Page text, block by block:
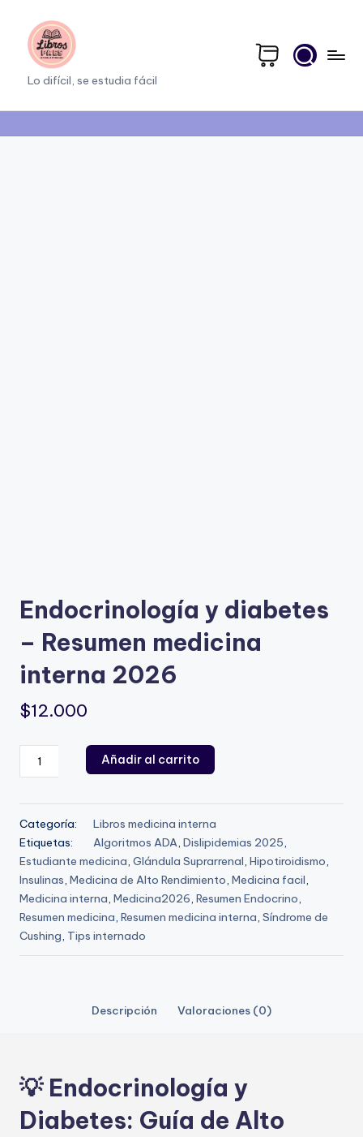
Saltar
contenido
li
b
r
Lo difícil, se estudia fácil
Endocrinología y diabetes
– Resumen medicina
interna 2026
$12.000
Endocrinología
-
Resumen
medicina
interna
2026
cantidad
Añadir al carrito
Categoría:
Libros medicina interna
Etiquetas:
Algoritmos ADA Dislipidemias 2025
Estudiante medicina Glándula Suprarrenal Hipotiroidismo
Insulinas Medicina de Alto Rendimiento Medicina facil
Medicina interna Medicina2026 Resumen Endocrino
Resumen medicina Resumen medicina interna Síndrome de
Cushing Tips internado
Descripción Valoraciones (0)
💡 Endocrinología y
Diabetes: Guía de Alto